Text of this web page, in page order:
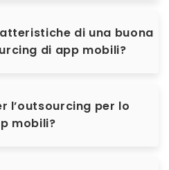
di una buona
di app mobili?
l’outsourcing per lo
mobili?